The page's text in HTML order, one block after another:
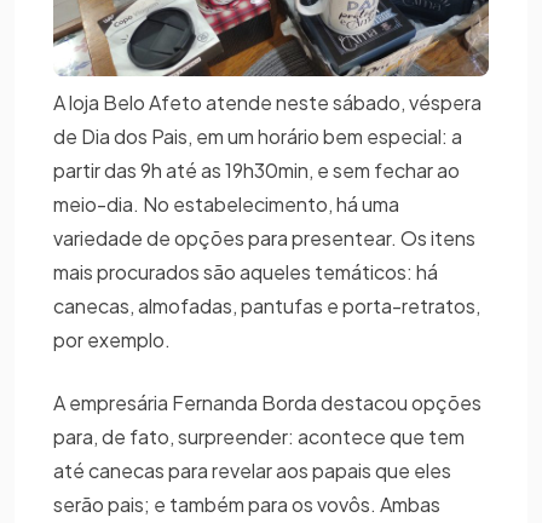
A loja Belo Afeto atende neste sábado, véspera
de Dia dos Pais, em um horário bem especial: a
partir das 9h até as 19h30min, e sem fechar ao
meio-dia. No estabelecimento, há uma
variedade de opções para presentear. Os itens
mais procurados são aqueles temáticos: há
canecas, almofadas, pantufas e porta-retratos,
por exemplo.
A empresária Fernanda Borda destacou opções
para, de fato, surpreender: acontece que tem
até canecas para revelar aos papais que eles
serão pais; e também para os vovôs. Ambas